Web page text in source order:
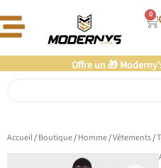
au
0
Offre un 🎁
Accueil/Boutique/Homme/Vêtements/